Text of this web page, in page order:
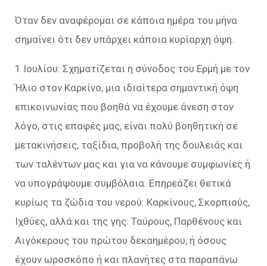
Όταν δεν αναφέρομαι σε κάποια ημέρα του μήνα
σημαίνει ότι δεν υπάρχει κάποια κυρίαρχη όψη.
1 Ιουλίου: Σχηματίζεται η σύνοδος του Ερμή με τον
Ήλιο στον Καρκίνο, μια ιδιαίτερα σημαντική όψη
επικοινωνίας που βοηθά να έχουμε άνεση στον
λόγο, στις επαφές μας, είναι πολύ βοηθητική σε
μετακινήσεις, ταξίδια, προβολή της δουλειάς και
των ταλέντων μας και για να κάνουμε συμφωνίες ή
να υπογράψουμε συμβόλαια. Επηρεάζει θετικά
κυρίως τα ζώδια του νερού: Καρκίνους, Σκορπιούς,
Ιχθύες, αλλά και της γης: Ταύρους, Παρθένους και
Αιγόκερους του πρώτου δεκαημέρου, ή όσους
έχουν ωροσκόπο ή και πλανήτες στα παραπάνω